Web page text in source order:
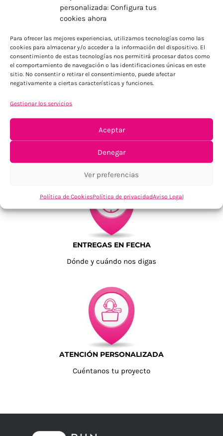
personalizada: Configura tus
cookies ahora
Para ofrecer las mejores experiencias, utilizamos tecnologías como las
cookies para almacenar y/o acceder a la información del dispositivo. El
consentimiento de estas tecnologías nos permitirá procesar datos como
el comportamiento de navegación o las identificaciones únicas en este
sitio. No consentir o retirar el consentimiento, puede afectar
negativamente a ciertas características y funciones.
Gestionar los servicios
Aceptar
Denegar
Ver preferencias
Política de CookiesPolítica de privacidadAviso Legal
Para Península, resto consultar
TU SATISFACCIÓN = LA NUESTRA
Tu confianza, nuestro objetivo
ENTREGAS EN FECHA
Dónde y cuándo nos digas
ATENCIÓN PERSONALIZADA
Cuéntanos tu proyecto